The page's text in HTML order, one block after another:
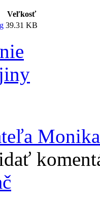
Veľkosť
39.31 KB